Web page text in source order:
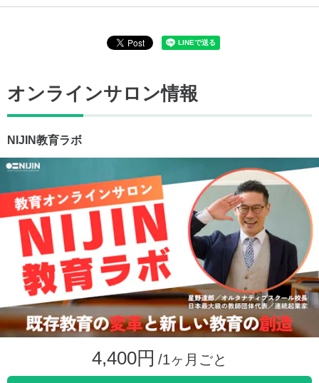
オンラインサロン情報
NIJIN教育ラボ
4,400円 /1ヶ月ごと